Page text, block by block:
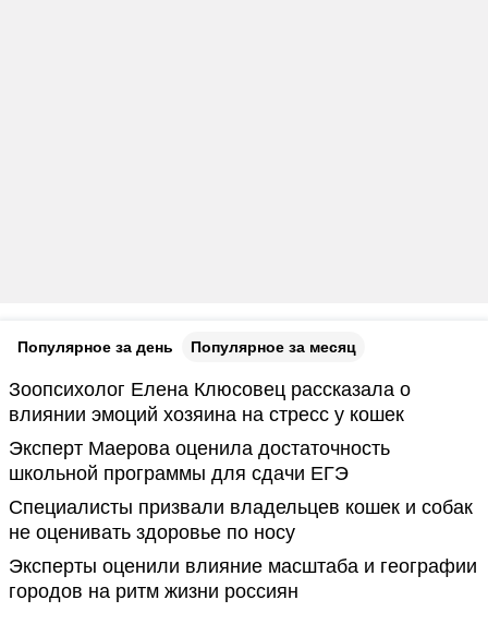
Популярное за день Популярное за месяц
Зоопсихолог Елена Клюсовец рассказала о
влиянии эмоций хозяина на стресс у кошек
Эксперт Маерова оценила достаточность
школьной программы для сдачи ЕГЭ
Специалисты призвали владельцев кошек и собак
не оценивать здоровье по носу
Эксперты оценили влияние масштаба и географии
городов на ритм жизни россиян